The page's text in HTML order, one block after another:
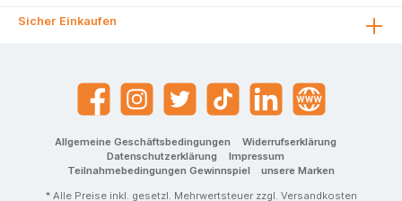
Sicher Einkaufen
Allgemeine Geschäftsbedingungen
Widerrufserklärung
Datenschutzerklärung
Impressum
Teilnahmebedingungen Gewinnspiel
unsere Marken
* Alle Preise inkl. gesetzl. Mehrwertsteuer zzgl. Versandkosten